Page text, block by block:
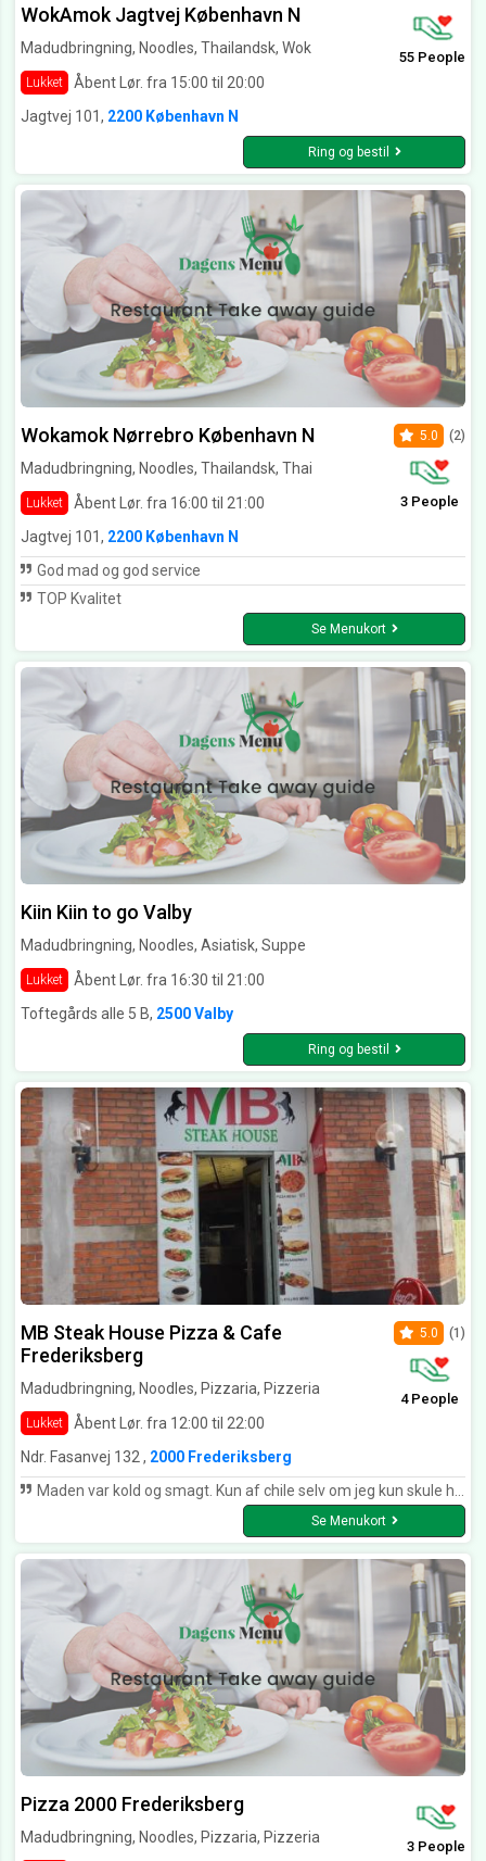
WokAmok Jagtvej København N
Madudbringning, Noodles, Thailandsk, Wok
Lukket Åbent Lør. fra 15:00 til 20:00
55 People
Jagtvej 101, 2200 København N
Ring og bestil
Wokamok Nørrebro København N
Madudbringning, Noodles, Thailandsk, Thai
Lukket Åbent Lør. fra 16:00 til 21:00
5.0 (2)
3 People
Jagtvej 101, 2200 København N
God mad og god service
TOP Kvalitet
Se Menukort
Kiin Kiin to go Valby
Madudbringning, Noodles, Asiatisk, Suppe
Lukket
Åbent Lør. fra 16:30 til 21:00
Toftegårds alle 5 B, 2500 Valby
Ring og bestil
MB Steak House Pizza & Cafe
Frederiksberg
Madudbringning, Noodles, Pizzaria, Pizzeria
Lukket Åbent Lør. fra 12:00 til 22:00
5.0 (1)
4 People
Ndr. Fasanvej 132 , 2000 Frederiksberg
Maden var kold og smagt. Kun af chile selv om jeg kun skule have lidt i
Se Menukort
Pizza 2000 Frederiksberg
Madudbringning, Noodles, Pizzaria, Pizzeria
3 People